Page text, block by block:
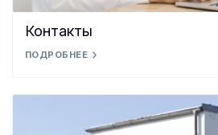
Контакты
ПОДРОБНЕЕ